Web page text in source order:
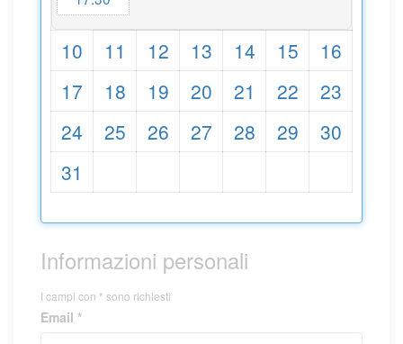
10 11 12 13 14 15
16
17
18 19 20 21 22
23
24
25 26 27 28 29
30
31
Informazioni personali
I campi con * sono richiesti
Email *